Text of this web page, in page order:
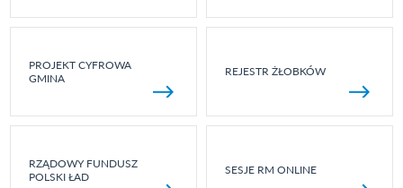
PROJEKT CYFROWA
GMINA
REJESTR ŻŁOBKÓW
RZĄDOWY FUNDUSZ
POLSKI ŁAD
SESJE RM ONLINE